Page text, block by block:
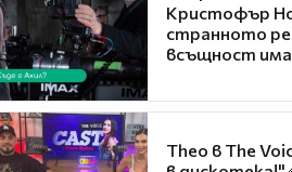
Кристофър
странното
всъщност има
Theo в The